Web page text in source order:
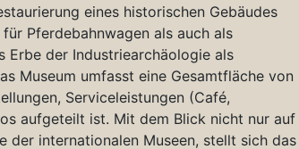
eines historischen Gebäudes
Pferdebahnwagen als auch als
Erbe der Industriearchäologie als
Museum umfasst eine Gesamtfläche von
Serviceleistungen (Café,
aufgeteilt ist. Mit dem Blick nicht nur auf
der internationalen Museen, stellt sich das